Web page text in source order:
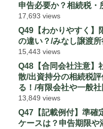
申告必要か？相続税・
17,693 views
Q49【わかりやすく】
の違い？/みなし譲渡
15,443 views
Q48【合同会社注意】
散/出資持分の相続税
る！/有限会社や一般
13,849 views
Q47【記載例付】準確
ケースは？申告期限や